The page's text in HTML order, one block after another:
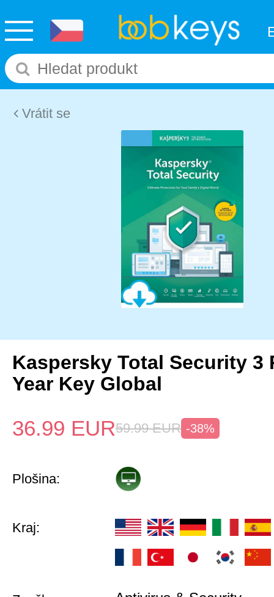
Vrátit se
Kaspersky Total Security 3
Year Key Global
36.99 EUR59.99 EUR -38%
Plošina:
Kraj: